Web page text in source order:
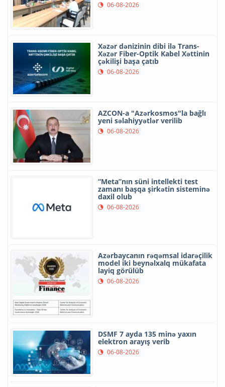
06-08-2026
Xəzər dənizinin dibi ilə Trans-
Xəzər Fiber-Optik Kabel Xəttinin
çəkilişi başa çatıb
06-08-2026
AZCON-a "Azərkosmos"la bağlı
yeni səlahiyyətlər verilib
06-08-2026
“Meta”nın süni intellekti test
zamanı başqa şirkətin sisteminə
daxil olub
06-08-2026
Azərbaycanın rəqəmsal idarəçilik
model iki beynəlxalq mükafata
layiq görülüb
06-08-2026
DSMF 7 ayda 135 minə yaxın
elektron arayış verib
06-08-2026